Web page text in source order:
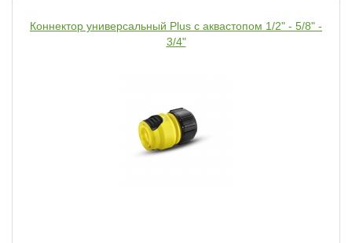
Коннектор универсальный Plus с аквастопом 1/2" - 5/8" -
3/4"